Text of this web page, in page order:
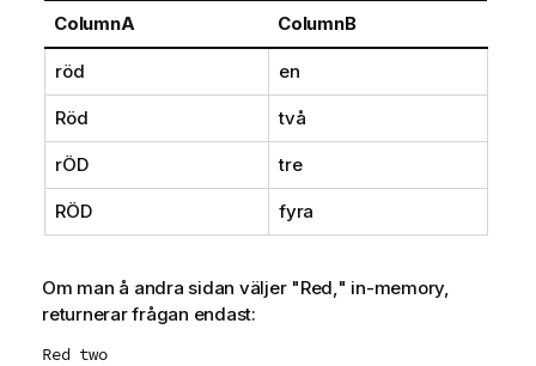
ColumnA ColumnB
röd en
Röd två
rÖD tre
RÖD fyra
Om man å andra sidan väljer "Red," in-memory,
returnerar frågan endast:
Red two